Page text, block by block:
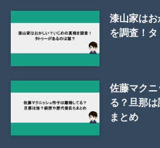
漆山家は
を調査！
佐藤マク
る？旦那
まとめ